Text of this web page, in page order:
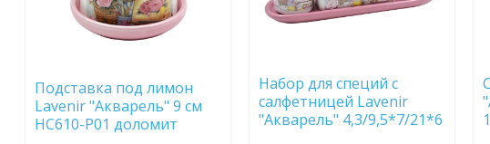
Подставка под лимон
Lavenir "Акварель" 9 см
HC610-P01 доломит
Набор для специй с
салфетницей Lavenir
"Акварель" 4,3/9,5*7/21*6